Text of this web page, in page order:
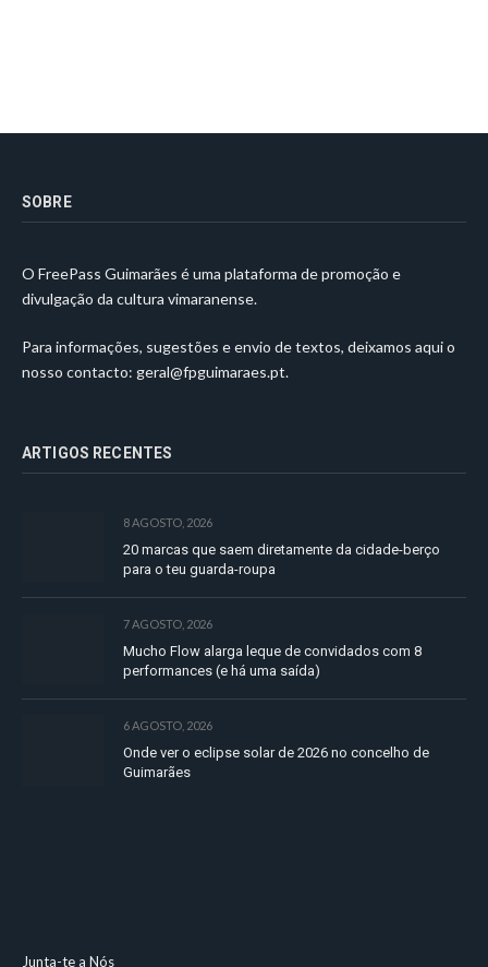
SOBRE
O FreePass Guimarães é uma plataforma de promoção e
divulgação da cultura vimaranense.
Para informações, sugestões e envio de textos, deixamos aqui o
nosso contacto: geral@fpguimaraes.pt.
ARTIGOS RECENTES
8 AGOSTO, 2026
20 marcas que saem diretamente da cidade-berço
para o teu guarda-roupa
7 AGOSTO, 2026
Mucho Flow alarga leque de convidados com 8
performances (e há uma saída)
6 AGOSTO, 2026
Onde ver o eclipse solar de 2026 no concelho de
Guimarães
Junta-te a Nós